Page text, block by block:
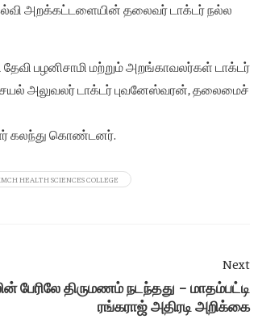
கல்வி அறக்கட்டளையின் தலைவர் டாக்டர் நல்ல
பழனிசாமி மற்றும் அறங்காவலர்கள் டாக்டர்
அலுவலர் டாக்டர் புவனேஸ்வரன், தலைமைச்
கலந்து கொண்டனர்.
HEALTH SCIENCES COLLEGE
Next
பேரிலே திருமணம் நடந்தது - மாதம்பட்டி
ரங்கராஜ் அதிரடி அறிக்கை